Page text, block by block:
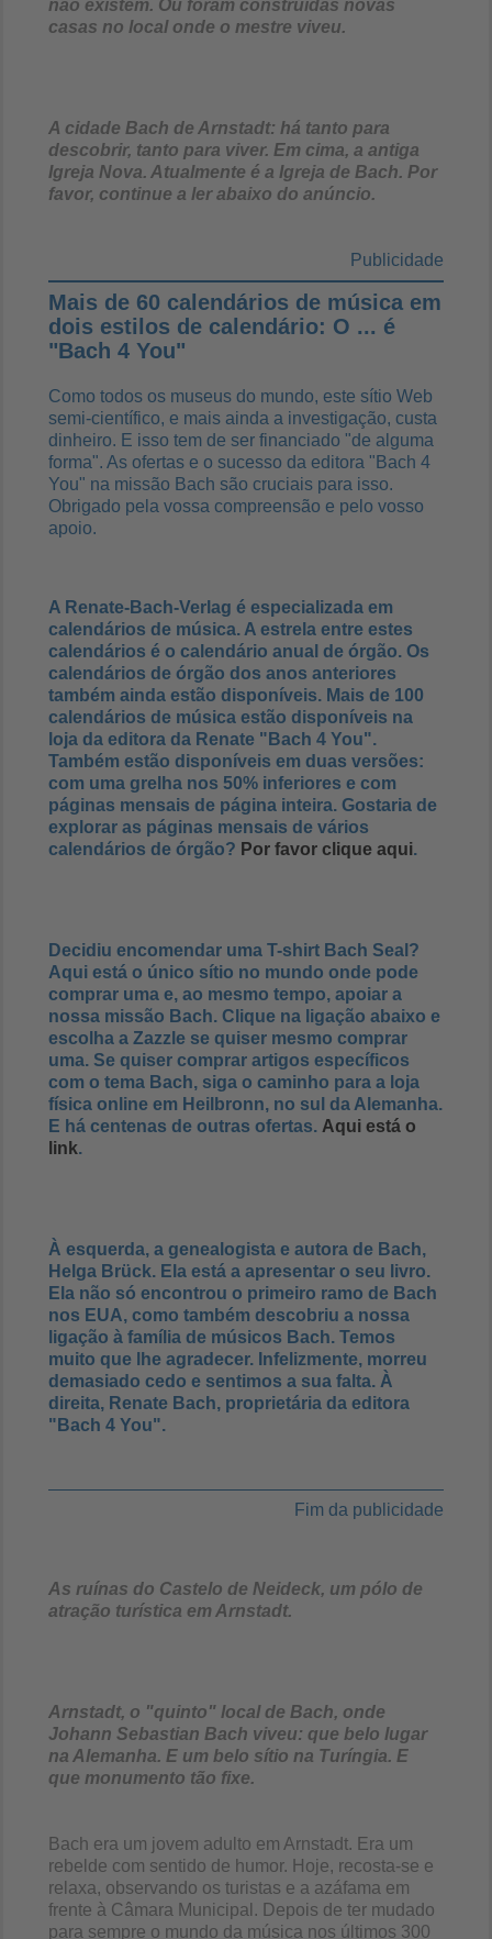
não existem. Ou foram construídas novas
casas no local onde o mestre viveu.
A cidade Bach de Arnstadt: há tanto para
descobrir, tanto para viver. Em cima, a antiga
Igreja Nova. Atualmente é a Igreja de Bach. Por
favor, continue a ler abaixo do anúncio.
Publicidade
Mais de 60 calendários de música em
dois estilos de calendário: O ... é
"Bach 4 You"
Como todos os museus do mundo, este sítio Web
semi-científico, e mais ainda a investigação, custa
dinheiro. E isso tem de ser financiado "de alguma
forma". As ofertas e o sucesso da editora "Bach 4
You" na missão Bach são cruciais para isso.
Obrigado pela vossa compreensão e pelo vosso
apoio.
A Renate-Bach-Verlag é especializada em
calendários de música. A estrela entre estes
calendários é o calendário anual de órgão. Os
calendários de órgão dos anos anteriores
também ainda estão disponíveis. Mais de 100
calendários de música estão disponíveis na
loja da editora da Renate "Bach 4 You".
Também estão disponíveis em duas versões:
com uma grelha nos 50% inferiores e com
páginas mensais de página inteira. Gostaria de
explorar as páginas mensais de vários
calendários de órgão? Por favor clique aqui.
Decidiu encomendar uma T-shirt Bach Seal?
Aqui está o único sítio no mundo onde pode
comprar uma e, ao mesmo tempo, apoiar a
nossa missão Bach. Clique na ligação abaixo e
escolha a Zazzle se quiser mesmo comprar
uma. Se quiser comprar artigos específicos
com o tema Bach, siga o caminho para a loja
física online em Heilbronn, no sul da Alemanha.
E há centenas de outras ofertas. Aqui está o
link.
À esquerda, a genealogista e autora de Bach,
Helga Brück. Ela está a apresentar o seu livro.
Ela não só encontrou o primeiro ramo de Bach
nos EUA, como também descobriu a nossa
ligação à família de músicos Bach. Temos
muito que lhe agradecer. Infelizmente, morreu
demasiado cedo e sentimos a sua falta. À
direita, Renate Bach, proprietária da editora
"Bach 4 You".
Fim da publicidade
As ruínas do Castelo de Neideck, um pólo de
atração turística em Arnstadt.
Arnstadt, o "quinto" local de Bach, onde
Johann Sebastian Bach viveu: que belo lugar
na Alemanha. E um belo sítio na Turíngia. E
que monumento tão fixe.
Bach era um jovem adulto em Arnstadt. Era um
rebelde com sentido de humor. Hoje, recosta-se e
relaxa, observando os turistas e a azáfama em
frente à Câmara Municipal. Depois de ter mudado
para sempre o mundo da música nos últimos 300